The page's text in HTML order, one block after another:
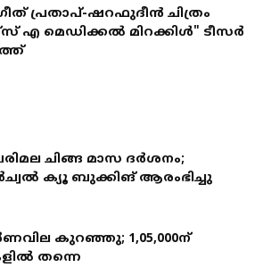
പ്രതാപ്-ഷറഫുദീൻ ചിത്രം
എ മെഡിക്കൽ മിറക്കിൾ" ടീസർ
ചിങ്ങ മാസ ദര്‍ശനം;
ക്യൂ ബുക്കിങ് ആരംഭിച്ചു
കുറഞ്ഞു; 1,05,000ന്
തന്നെ